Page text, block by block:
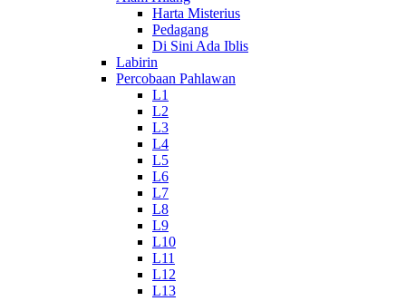
Harta Misterius
Pedagang
Di Sini Ada Iblis
Labirin
Percobaan Pahlawan
L1
L2
L3
L4
L5
L6
L7
L8
L9
L10
L11
L12
L13